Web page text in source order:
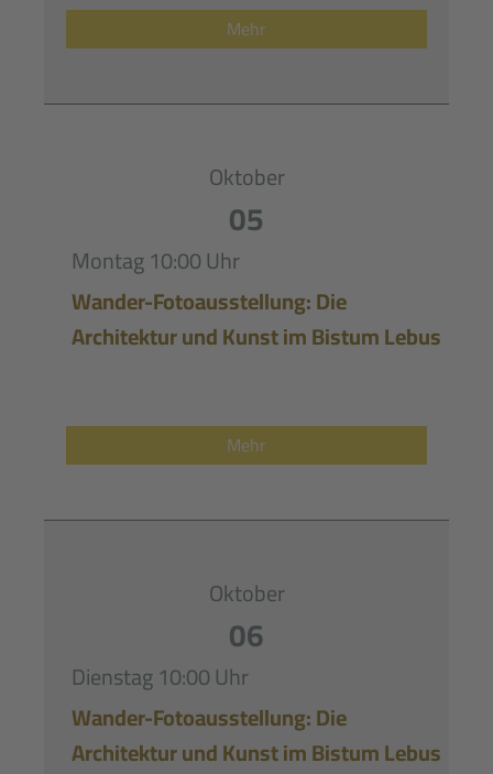
Mehr
Oktober
05
Montag10:00 Uhr
Wander-Fotoausstellung: Die
Architektur und Kunst im Bistum Lebus
Mehr
Oktober
06
Dienstag10:00 Uhr
Wander-Fotoausstellung: Die
Architektur und Kunst im Bistum Lebus